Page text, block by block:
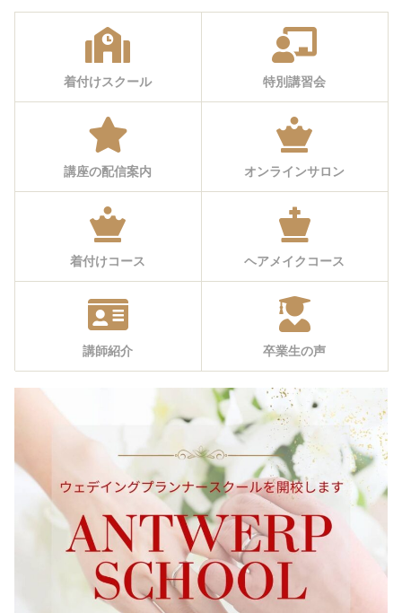
着付けスクール 特別講習会
講座の配信案内 オンラインサロン
着付けコース ヘアメイクコース
講師紹介 卒業生の声